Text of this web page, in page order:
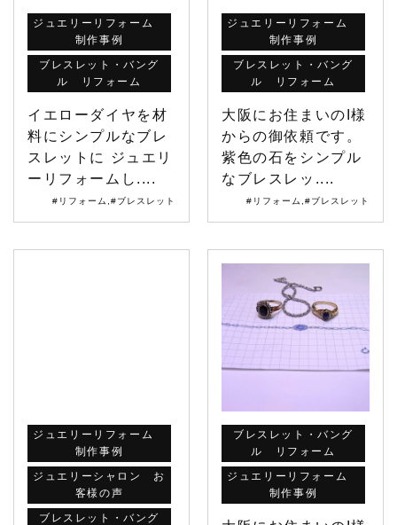
ジュエリーリフォーム
制作事例
ブレスレット・バング
ル リフォーム
イエローダイヤを材
料にシンプルなブレ
スレットに ジュエリ
ーリフォームし....
#リフォーム #ブレスレット
ジュエリーリフォーム
制作事例
ブレスレット・バング
ル リフォーム
大阪にお住まいのI様
からの御依頼です。
紫色の石をシンプル
なブレスレッ....
#リフォーム #ブレスレット
ジュエリーリフォーム
制作事例
ジュエリーシャロン お
客様の声
ブレスレット・バング
ブレスレット・バング
ル リフォーム
ジュエリーリフォーム
制作事例